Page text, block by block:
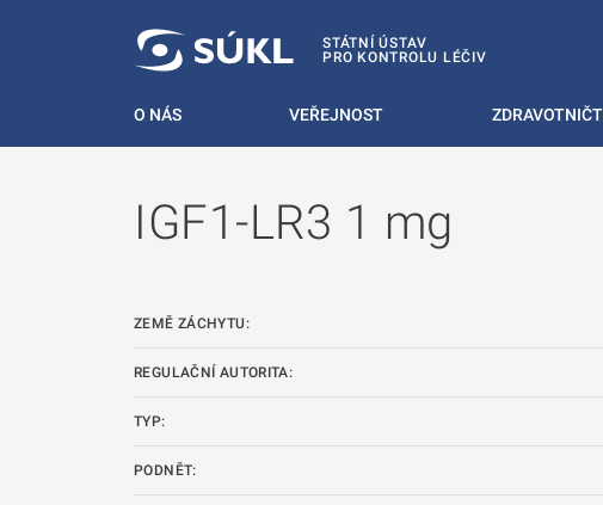
STÁTNÍ ÚSTAV
PRO KONTROLU LÉČIV
O NÁS VEŘEJNOST
IGF1-LR3 1 mg
ZEMĚ ZÁCHYTU:
REGULAČNÍ AUTORITA:
TYP:
PODNĚT: